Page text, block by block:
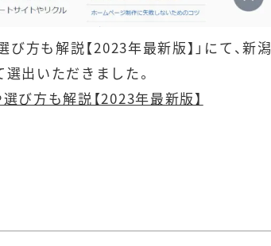
方も解説【2023年最新版】」にて、新潟
出いただきました。
び方も解説【2023年最新版】